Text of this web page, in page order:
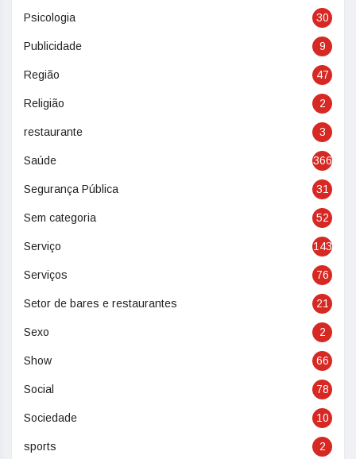
Psicologia 30
Publicidade 9
Região 47
Religião 2
restaurante 3
Saúde 366
Segurança Pública 31
Sem categoria 52
Serviço 143
Serviços 76
Setor de bares e restaurantes 21
Sexo 2
Show 66
Social 78
Sociedade 10
sports 2